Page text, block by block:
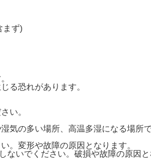
まず)
る恐れがあります。
い。
気の多い場所、高温多湿になる場所
。変形や故障の原因となります。
いでください。破損や故障の原因と